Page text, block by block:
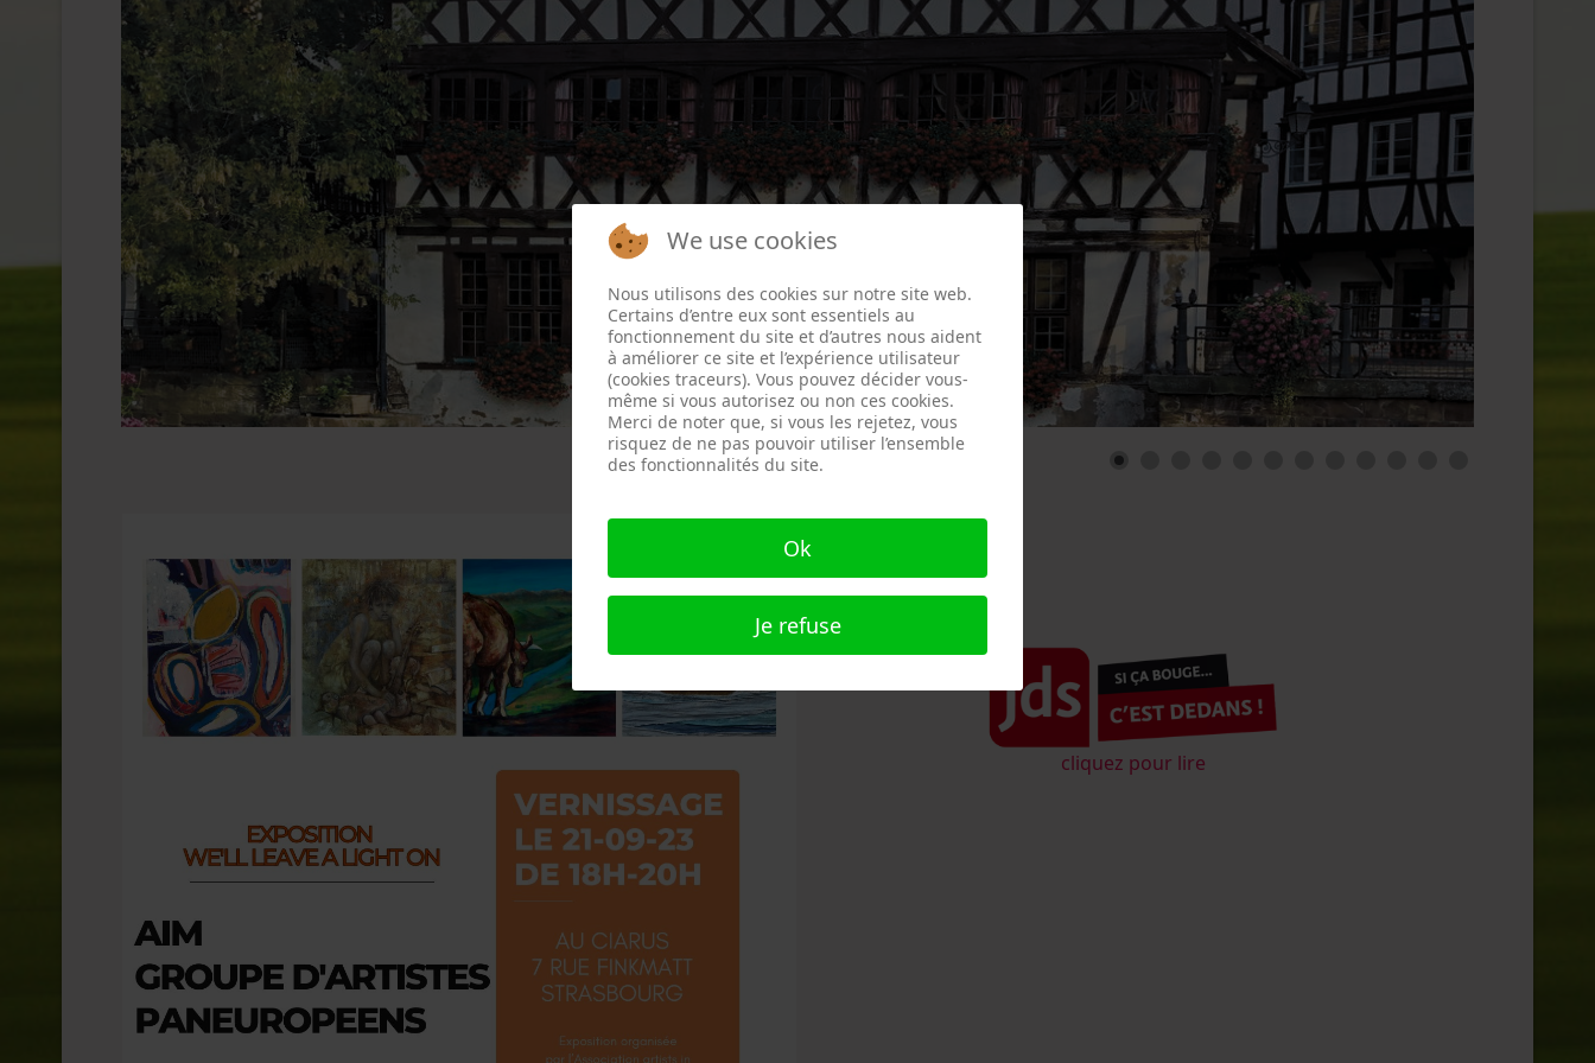
cliquez pour lire
We use cookies
Nous utilisons des cookies sur notre site web.
Certains d’entre eux sont essentiels au
fonctionnement du site et d’autres nous aident
à améliorer ce site et l’expérience utilisateur
(cookies traceurs). Vous pouvez décider vous-
même si vous autorisez ou non ces cookies.
Merci de noter que, si vous les rejetez, vous
risquez de ne pas pouvoir utiliser l’ensemble
des fonctionnalités du site.
Ok
Je refuse